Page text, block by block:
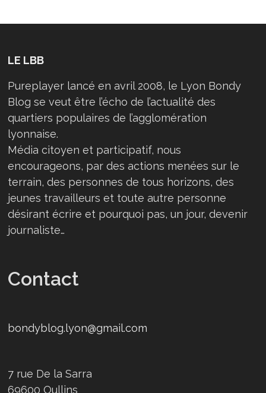
LE LBB
Pureplayer lancé en avril 2008, le Lyon Bondy
Blog se veut être l’écho de l’actualité des
quartiers populaires de l’agglomération
lyonnaise.
Média citoyen et participatif, nous
encourageons, par des actions menées sur le
terrain, des personnes de tous horizons, des
jeunes travailleurs et toute autre personne
désirant écrire et pourquoi pas, un jour, devenir
journaliste…
Contact
bondyblog.lyon@gmail.com
7 rue De la Sarra
69600 Oullins